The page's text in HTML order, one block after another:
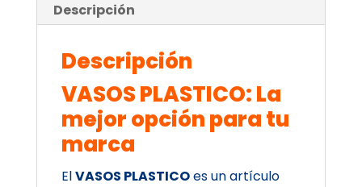
Descripción
Descripción
VASOS PLASTICO: La
mejor opción para tu
marca
ElVASOS PLASTICOes un artículo